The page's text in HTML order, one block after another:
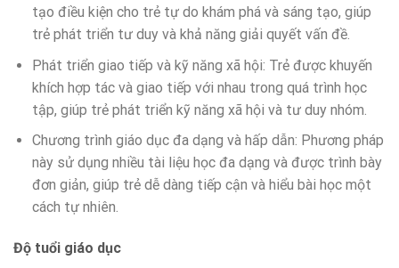
tạo điều kiện cho trẻ tự do khám phá và sáng tạo, giúp
trẻ phát triển tư duy và khả năng giải quyết vấn đề.
Phát triển giao tiếp và kỹ năng xã hội: Trẻ được khuyến
khích hợp tác và giao tiếp với nhau trong quá trình học
tập, giúp trẻ phát triển kỹ năng xã hội và tư duy nhóm.
Chương trình giáo dục đa dạng và hấp dẫn: Phương pháp
này sử dụng nhiều tài liệu học đa dạng và được trình bày
đơn giản, giúp trẻ dễ dàng tiếp cận và hiểu bài học một
cách tự nhiên.
Độ tuổi giáo dục